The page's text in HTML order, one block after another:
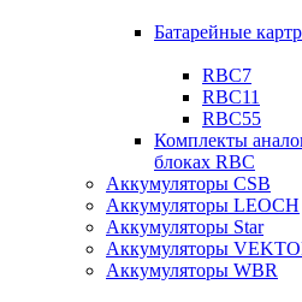
Батарейные
RBC7
RBC11
RBC55
Комплекты
блоках RBC
Аккумуляторы CSB
Аккумуляторы LEOCH
Аккумуляторы Star
Аккумуляторы
Аккумуляторы WBR